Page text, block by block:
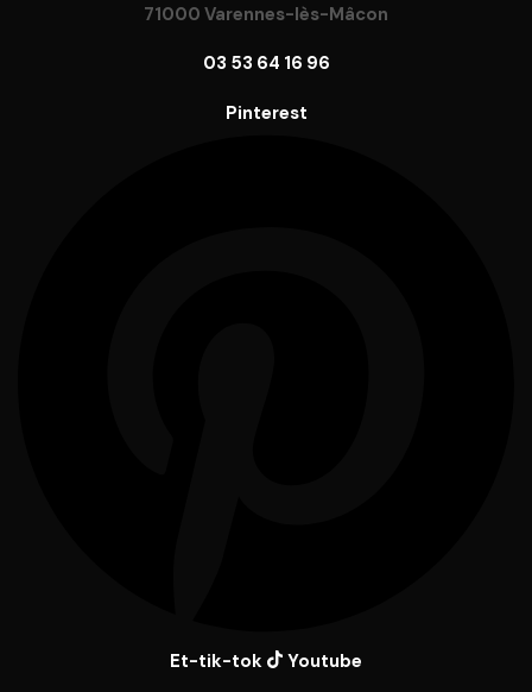
71000 Varennes-lès-Mâcon
03 53 64 16 96
Pinterest
Et-tik-tok Youtube